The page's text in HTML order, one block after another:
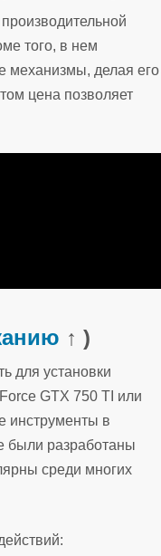
того, в нем
механизмы, делая его
цена позволяет
↑ )
для установки
GTX 750 TI или
инструменты в
были разработаны
среди многих